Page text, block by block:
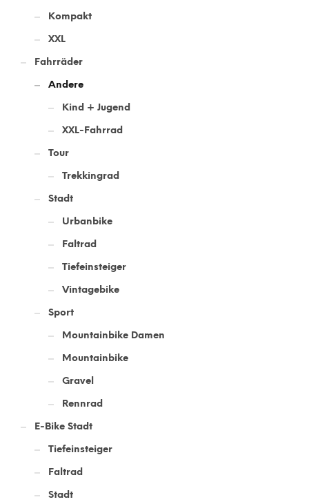
Kompakt
XXL
Fahrräder
Andere
Kind + Jugend
XXL-Fahrrad
Tour
Trekkingrad
Stadt
Urbanbike
Faltrad
Tiefeinsteiger
Vintagebike
Sport
Mountainbike Damen
Mountainbike
Gravel
Rennrad
E-Bike Stadt
Tiefeinsteiger
Faltrad
Stadt